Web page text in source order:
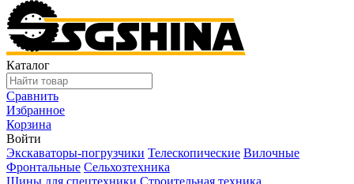
Каталог
Сравнить
Избранное
Корзина
Войти
Экскаваторы-погрузчики Телескопические Вилочные
Фронтальные Сельхозтехника
Шины для спецтехники Строительная техника